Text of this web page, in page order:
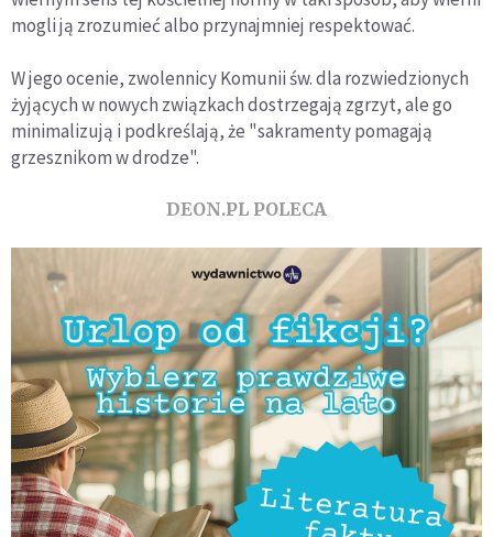
mogli ją zrozumieć albo przynajmniej respektować.
W jego ocenie, zwolennicy Komunii św. dla rozwiedzionych
żyjących w nowych związkach dostrzegają zgrzyt, ale go
minimalizują i podkreślają, że "sakramenty pomagają
grzesznikom w drodze".
DEON.PL POLECA